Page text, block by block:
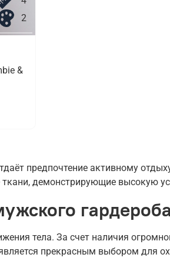
2
&
предпочтение активному
демонстрирующие высокую
гардероба
тела. За счет наличия
прекрасным выбором для